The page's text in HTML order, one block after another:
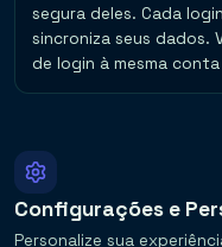
segura deles. Cada
sincroniza seus dados.
de login à mesma
Configurações e
Personalize sua